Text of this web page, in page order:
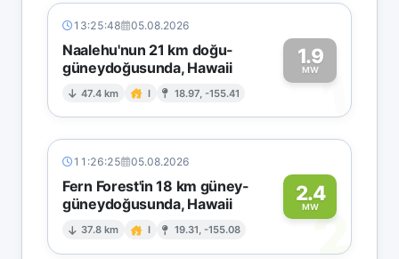
13:25:48 05.08.2026
Naalehu'nun 21 km doğu-
güneydoğusunda, Hawaii
47.4 km I 18.97, -155.41
1.9
MW1
11:26:25 05.08.2026
Fern Forest'in 18 km güney-
güneydoğusunda, Hawaii
37.8 km I 19.31, -155.08
2.4
MW2